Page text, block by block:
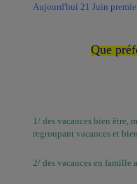
Aujourd'hui 21 Juin
Que
1/ des vacances bien être,
regroupant vacances et
2/ des vacances en famille